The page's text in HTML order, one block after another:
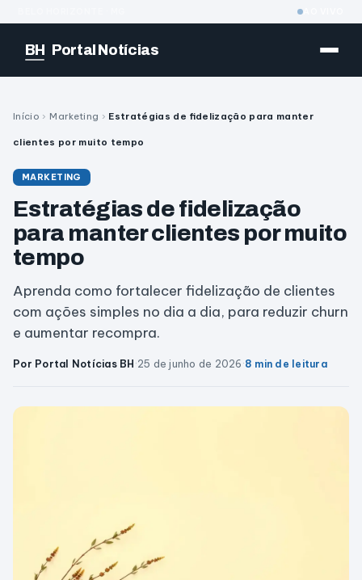
BH Portal Notícias
Início › Marketing › Estratégias de fidelização para manter
clientes por muito tempo
MARKETING
Estratégias de fidelização
para manter clientes por muito
tempo
Aprenda como fortalecer fidelização de clientes
com ações simples no dia a dia, para reduzir churn
e aumentar recompra.
Por Portal Notícias BH·25 de junho de 2026·8 min de leitura